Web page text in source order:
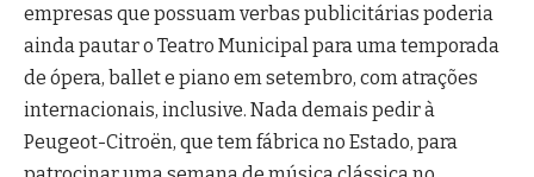
empresas que possuam verbas publicitárias poderia
ainda pautar o Teatro Municipal para uma temporada
de ópera, ballet e piano em setembro, com atrações
internacionais, inclusive. Nada demais pedir à
Peugeot-Citroën, que tem fábrica no Estado, para